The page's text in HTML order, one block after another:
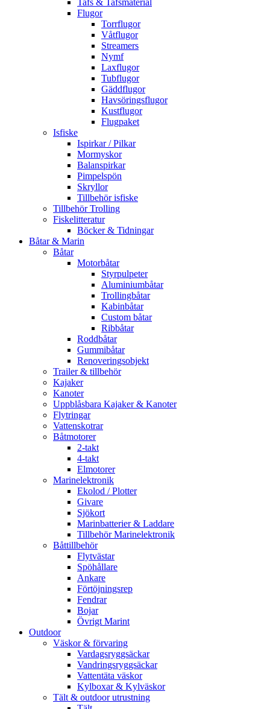
Flugor
Torrflugor
Våtflugor
Streamers
Nymf
Laxflugor
Tubflugor
Gäddflugor
Havsöringsflugor
Kustflugor
Flugpaket
Isfiske
Ispirkar / Pilkar
Mormyskor
Balanspirkar
Pimpelspön
Skryllor
Tillbehör isfiske
Tillbehör Trolling
Fiskelitteratur
Böcker & Tidningar
Båtar & Marin
Båtar
Motorbåtar
Styrpulpeter
Aluminiumbåtar
Trollingbåtar
Kabinbåtar
Custom båtar
Ribbåtar
Roddbåtar
Gummibåtar
Renoveringsobjekt
Trailer & tillbehör
Kajaker
Kanoter
Uppblåsbara Kajaker & Kanoter
Flytringar
Vattenskotrar
Båtmotorer
2-takt
4-takt
Elmotorer
Marinelektronik
Ekolod / Plotter
Givare
Sjökort
Marinbatterier & Laddare
Tillbehör Marinelektronik
Båttillbehör
Flytvästar
Spöhållare
Ankare
Förtöjningsrep
Fendrar
Bojar
Övrigt Marint
Outdoor
Väskor & förvaring
Vardagsryggsäckar
Vandringsryggsäckar
Vattentäta väskor
Kylboxar & Kylväskor
Tält & outdoor utrustning